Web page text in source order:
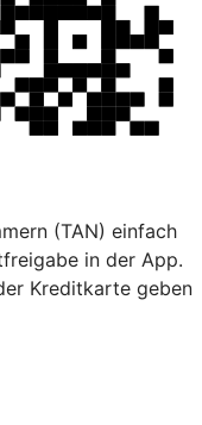
(TAN) einfach
in der App.
Kreditkarte geben